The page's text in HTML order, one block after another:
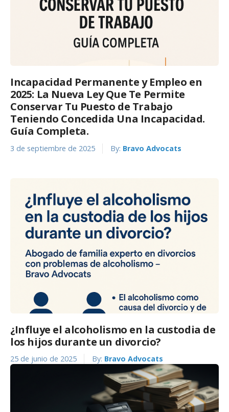
Incapacidad Permanente y Empleo en
2025: La Nueva Ley Que Te Permite
Conservar Tu Puesto de Trabajo
Teniendo Concedida Una Incapacidad.
Guía Completa.
3 de septiembre de 2025 By: Bravo Advocats
¿Influye el alcoholismo en la custodia de
los hijos durante un divorcio?
25 de junio de 2025 By: Bravo Advocats